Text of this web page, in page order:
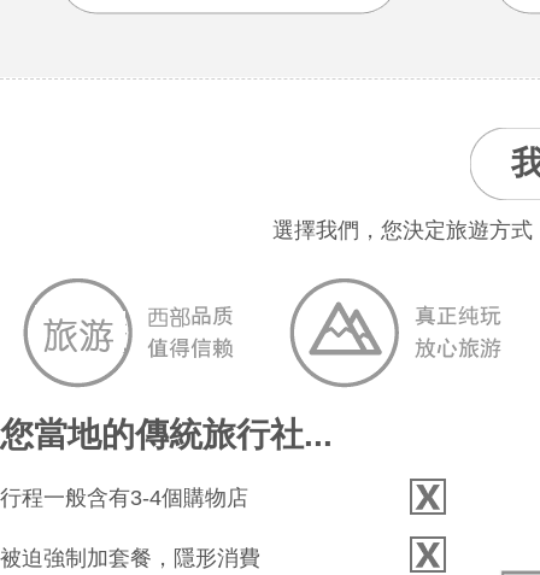
選擇我們，您決定旅遊方
您當地的傳統旅行社...
行程一般含有3-4個購物店
被迫強制加套餐，隱形消費